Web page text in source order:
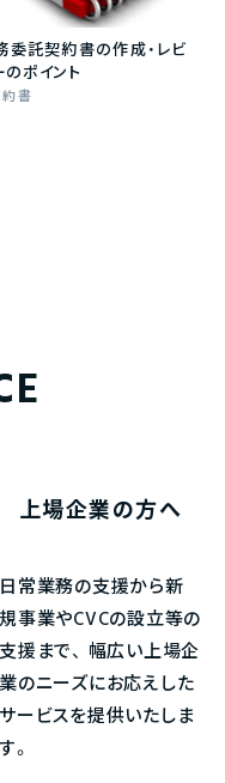
委託契約書の作成・レビ
のポイント
書
上場企業の方へ
日常業務の支援から新
規事業やCVCの設立等の
支援まで、 幅広い上場企
業のニーズにお応えした
サービスを提供いたしま
す。